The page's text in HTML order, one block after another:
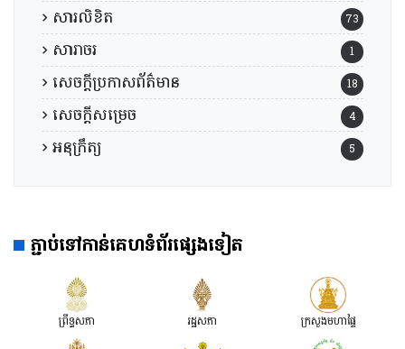
សារលិខិត 73
សារាចរ 1
សេចក្តីប្រកាសព័ត៌មាន 18
សេចក្តីសម្រេច 4
អនុក្រឹត្យ 5
ភ្ជាប់ទៅកាន់គេហទំព័រផ្សេងទៀត
ព្រឹទ្ធសភា រដ្ឋសភា ក្រសួងមហាផ្ទៃ